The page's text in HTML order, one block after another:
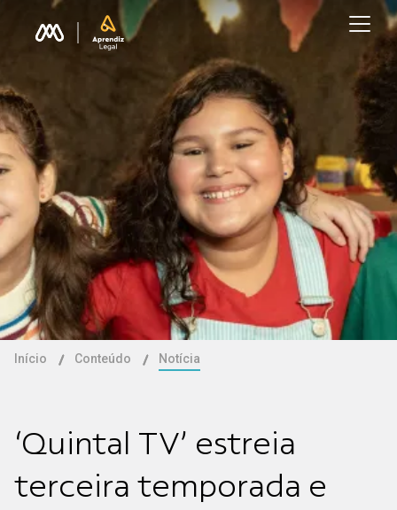
Início Conteúdo Notícia
‘Quintal TV’ estreia
terceira temporada e